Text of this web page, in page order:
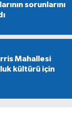
sorunlarını
Mahallesi
kültürü için